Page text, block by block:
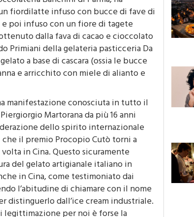
Banchini di Parma, ha
fiordilatte infuso con bucce di fave di
poi infuso con un fiore di tagete
dalla fava di cacao e cioccolato
Primiani della gelateria pasticceria Da
a base di cascara (ossia le bucce
e arricchito con miele di alianto e
manifestazione conosciuta in tutto il
Martorana da più 16 anni
dello spirito internazionale
il premio Procopio Cutò torni a
in Cina. Questo sicuramente
del gelato artigianale italiano in
in Cina, come testimoniato dai
l’abitudine di chiamare con il nome
distinguerlo dall’ice cream industriale.